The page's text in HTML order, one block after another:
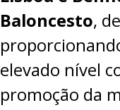
Baloncesto,
elevado nível
promoção da